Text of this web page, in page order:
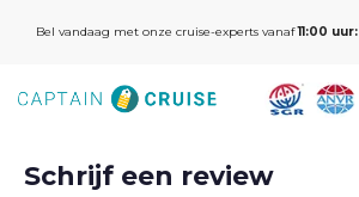
Bel vandaag met onze cruise-experts vanaf11:00 uur: